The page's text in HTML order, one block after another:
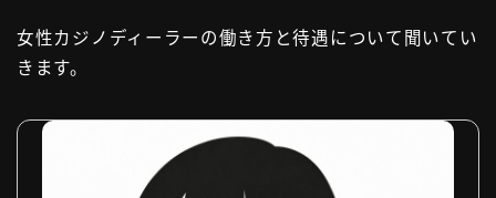
女性カジノディーラーの働き方と待遇について聞いてい
きます。